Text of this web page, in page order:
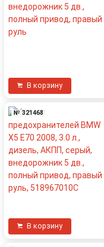
В корзину
№ 321468
В корзину